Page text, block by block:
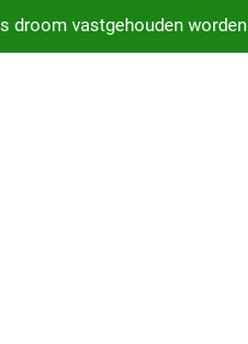
zijn huwelijk en privéleven
zijn huwelijk en privéleven